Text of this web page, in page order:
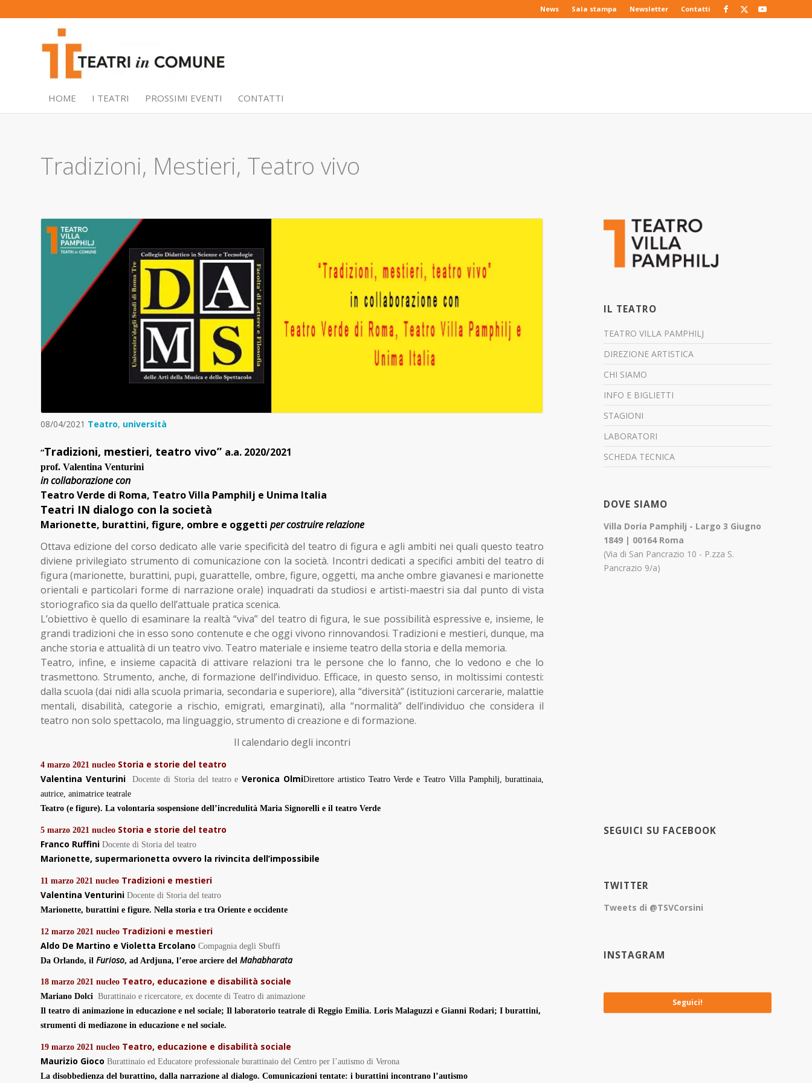
News Sala stampa Newsletter Contatti
HOME I TEATRI PROSSIMI EVENTI CONTATTI
Tradizioni, Mestieri, Teatro vivo
08/04/2021 Teatro, università
“Tradizioni, mestieri, teatro vivo” a.a. 2020/2021
prof. Valentina Venturini
in collaborazione con
Teatro Verde di Roma, Teatro Villa Pamphilj e Unima Italia
Teatri IN dialogo con la società
Marionette, burattini, figure, ombre e oggetti per costruire relazione
Ottava edizione del corso dedicato alle varie specificità del teatro di figura e agli ambiti nei quali questo teatro
diviene privilegiato strumento di comunicazione con la società. Incontri dedicati a specifici ambiti del teatro di
figura (marionette, burattini, pupi, guarattelle, ombre, figure, oggetti, ma anche ombre giavanesi e marionette
orientali e particolari forme di narrazione orale) inquadrati da studiosi e artisti-maestri sia dal punto di vista
storiografico sia da quello dell’attuale pratica scenica.
L’obiettivo è quello di esaminare la realtà “viva” del teatro di figura, le sue possibilità espressive e, insieme, le
grandi tradizioni che in esso sono contenute e che oggi vivono rinnovandosi. Tradizioni e mestieri, dunque, ma
anche storia e attualità di un teatro vivo. Teatro materiale e insieme teatro della storia e della memoria.
Teatro, infine, e insieme capacità di attivare relazioni tra le persone che lo fanno, che lo vedono e che lo
trasmettono. Strumento, anche, di formazione dell’individuo. Efficace, in questo senso, in moltissimi contesti:
dalla scuola (dai nidi alla scuola primaria, secondaria e superiore), alla “diversità” (istituzioni carcerarie, malattie
mentali, disabilità, categorie a rischio, emigrati, emarginati), alla “normalità” dell’individuo che considera il
teatro non solo spettacolo, ma linguaggio, strumento di creazione e di formazione.
Il calendario degli incontri
4 marzo 2021 nucleo Storia e storie del teatro
Valentina Venturini
Docente di Storia del teatroe Veronica OlmiDirettore artistico Teatro Verde e Teatro Villa Pamphilj,burattinaia,
autrice, animatrice teatrale
Teatro (e figure). La volontaria sospensione dell’incredulità Maria Signorelli e il teatro Verde
5 marzo 2021 nucleo Storia e storie del teatro
Franco Ruffini Docente di Storia del teatro
Marionette, supermarionetta ovvero la rivincita dell’impossibile
11 marzo 2021 nucleo Tradizioni e mestieri
Valentina Venturini Docente di Storia del teatro
Marionette, burattini e figure. Nella storia e tra Oriente e occidente
12 marzo 2021 nucleo Tradizioni e mestieri
Aldo De Martino e Violetta Ercolano Compagnia degli Sbuffi
Da Orlando, il Furioso, ad Ardjuna, l’eroe arciere del Mahabharata
18 marzo 2021 nucleo Teatro, educazione e disabilità sociale
Mariano Dolci Burattinaio e ricercatore, ex docente di Teatro di animazione
Il teatro di animazione in educazione e nel sociale; Il laboratorio teatrale di Reggio Emilia. Loris Malaguzzi e Gianni Rodari; I burattini,
strumenti di mediazone in educazione e nel sociale.
19 marzo 2021 nucleo Teatro, educazione e disabilità sociale
Maurizio Gioco Burattinaio ed Educatore professionale burattinaio del Centro per l’autismo di Verona
La disobbedienza del burattino, dalla narrazione al dialogo. Comunicazioni tentate: i burattini incontrano l’autismo
IL TEATRO
TEATRO VILLA PAMPHILJ
DIREZIONE ARTISTICA
CHI SIAMO
INFO E BIGLIETTI
STAGIONI
LABORATORI
SCHEDA TECNICA
DOVE SIAMO
Villa Doria Pamphilj - Largo 3 Giugno
1849 | 00164 Roma
(Via di San Pancrazio 10 - P.zza S.
Pancrazio 9/a)
SEGUICI SU FACEBOOK
TWITTER
Tweets di @TSVCorsini
INSTAGRAM
Seguici!